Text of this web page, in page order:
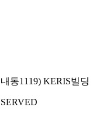
동1119) KERIS빌딩